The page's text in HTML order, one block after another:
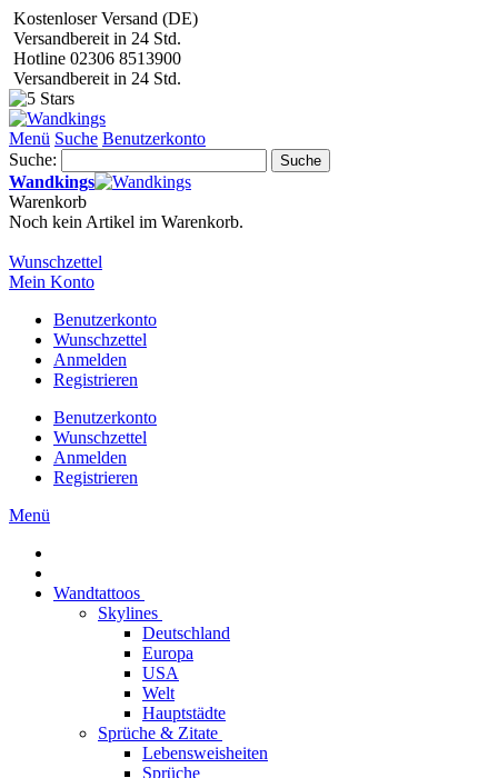
Kostenloser Versand (DE)
Versandbereit in 24 Std.
Hotline 02306 8513900
Versandbereit in 24 Std.
Menü Suche Benutzerkonto
Suche:
Suche
Wandkings
Warenkorb
Noch kein Artikel im Warenkorb.
Wunschzettel
Mein Konto
Benutzerkonto
Wunschzettel
Anmelden
Registrieren
Benutzerkonto
Wunschzettel
Anmelden
Registrieren
Menü
Wandtattoos
Skylines
Deutschland
Europa
USA
Welt
Hauptstädte
Sprüche & Zitate
Lebensweisheiten
Sprüche